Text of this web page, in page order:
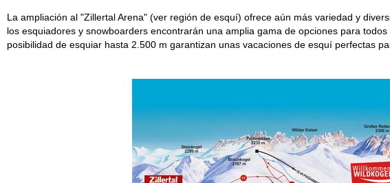
La ampliación al "Zillertal Arena" (ver región de esquí) ofrece aún más variedad y
los esquiadores y snowboarders encontrarán una amplia gama de opciones para
posibilidad de esquiar hasta 2.500 m garantizan unas vacaciones de esquí perfectas